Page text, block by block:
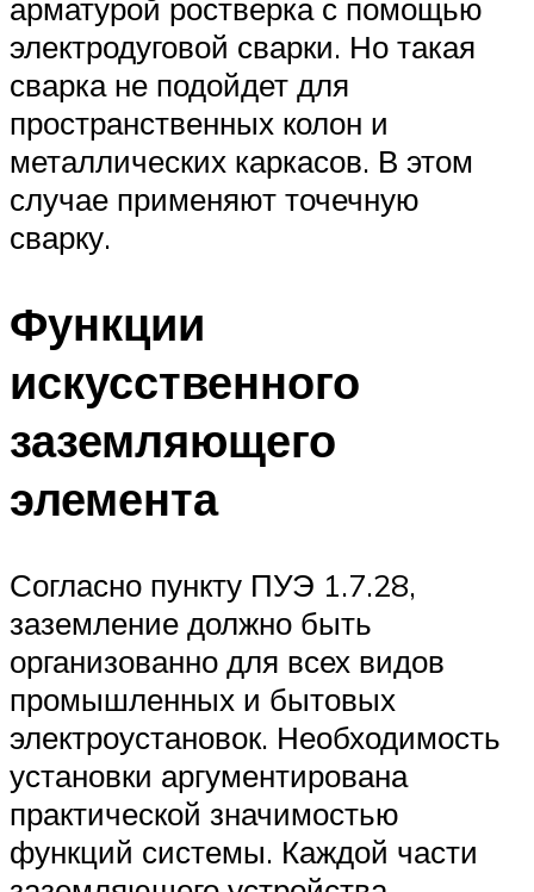
арматурой ростверка с помощью
электродуговой сварки. Но такая
сварка не подойдет для
пространственных колон и
металлических каркасов. В этом
случае применяют точечную
сварку.
Функции
искусственного
заземляющего
элемента
Согласно пункту ПУЭ 1.7.28,
заземление должно быть
организованно для всех видов
промышленных и бытовых
электроустановок. Необходимость
установки аргументирована
практической значимостью
функций системы. Каждой части